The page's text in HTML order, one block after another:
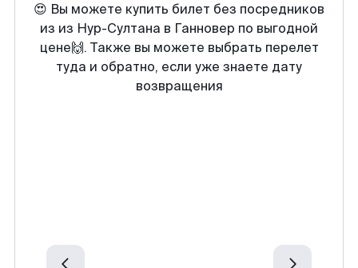
😍 Вы можете купить билет без посредников
из из Нур-Султана в Ганновер по выгодной
цене🙌. Также вы можете выбрать перелет
туда и обратно, если уже знаете дату
возвращения